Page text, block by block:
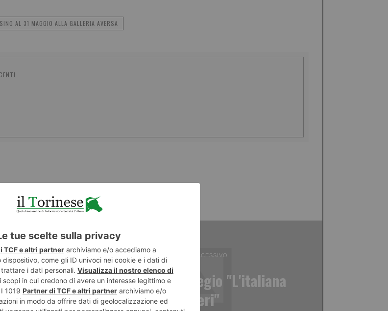
SINO AL 31 MAGGIO ALLA GALLERIA AVERSA
ARTICOLO SUCCESSIVO
Torna al teatro Regio "L'italiana
in Algeri"